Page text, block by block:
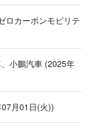
ロカーボンモビリテ
小鵬汽車 (2025年
月01日(火))